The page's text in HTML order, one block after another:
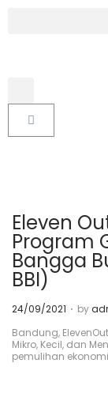
Eleven
Program
Bangga
BBI)
P
s
t
e
d
24/09/2021 . by
Bandung,
Mikro, Kecil, dan
pemulihan